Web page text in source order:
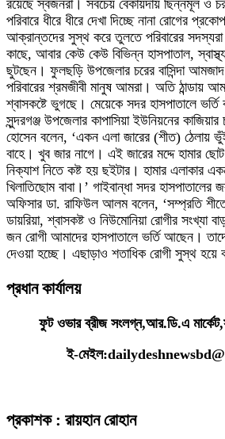
রয়েছে স্বজনরা। সবচেয় বেকায়দায় ছিন্নমূল ও
পরিবারে ধীরে ধীরে দেখা দিচ্ছে নানা রোগের
আক্রান্তদের সুস্থ করে তুলতে পরিবারের সদস্যরা
কাছে, আবার কেউ কেউ বিভিন্ন হাসপাতাল,
ছুটছেন। ফুলছড়ি উপজেলার চরের বাসিন্দা
পরিবারের শ্রমজীবী মানুষ আমরা। অতি ঠান্ডায়
শ্বাসকষ্টে ভুগছে। মেয়েকে সদর হাসপাতালে ভর্তি
সুন্দরগঞ্জ উপজেলার কাপাসিয়া ইউনিয়নের কাজিয়ার
হোসেন বলেন, ‘একন এলা জারের (শীত) ঠেলায়
বাহে। খুব জার নাগে। এই জারের মদ্দে হামার
নিক্যাশ নিতে কষ্ট হয় ছইটার। হামার এলাকার
খিলাতিছোম বাবা।’ গাইবান্ধা সদর হাসপাতালের
অফিসার ডা. রাফিউল আলম বলেন, ‘সম্প্রতি
ডায়রিয়া, শ্বাসকষ্ট ও নিউমোনিয়া রোগীর
জন রোগী আমাদের হাসপাতালে ভর্তি আছেন।
দেওয়া হচ্ছে। এছাড়াও শতাধিক রোগী সুস্থ হয়ে
প্রধান কার্যালয়
ফুট ওভার ব্রীজ সংলগ্ন,আর.ডি.এ
ই-
প্রকাশক : রায়হান রোহান